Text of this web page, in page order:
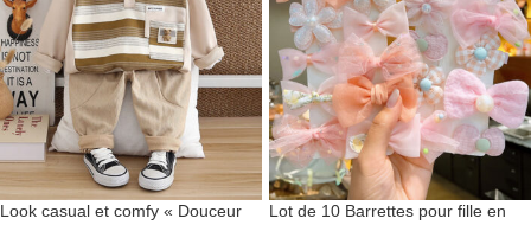
Look casual et comfy « Douceur
Lot de 10 Barrettes pour fille en